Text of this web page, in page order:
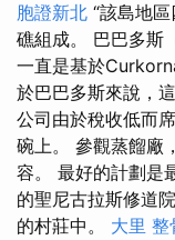
胞證新北 “該島地
礁組成。 巴巴多斯
一直是基於
於巴巴多斯來說，
公司由於稅收低而
碗上。 參觀蒸餾廠
容。 最好的計劃是
的聖尼古拉斯修道
的村莊中。 大里 整